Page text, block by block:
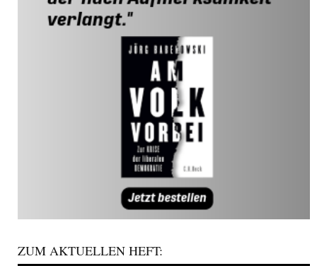
ZUM AKTUELLEN HEFT: